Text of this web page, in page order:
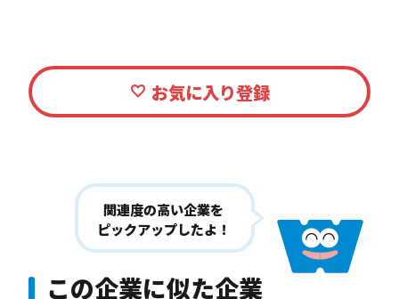
この企業に似た企業
関連度の高い企業を
ピックアップしたよ！